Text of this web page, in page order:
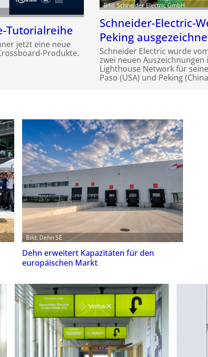
Tutorialreihe
jetzt eine neue
Produkte.
Bild: Schneider Electric GmbH
Schneider-Electric-
Peking
Schneider Electric wurde
zwei neuen Auszeichnungen
Lighthouse Network für
Paso (USA) und Peking
Bild: Dehn SE
Dehn erweitert Kapazitäten für den
europäischen Markt